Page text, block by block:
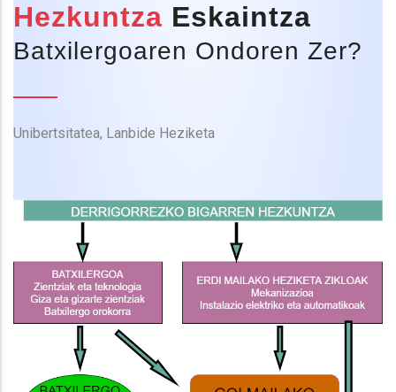
Hezkuntza Eskaintza
Batxilergoaren Ondoren Zer?
Unibertsitatea, Lanbide Heziketa